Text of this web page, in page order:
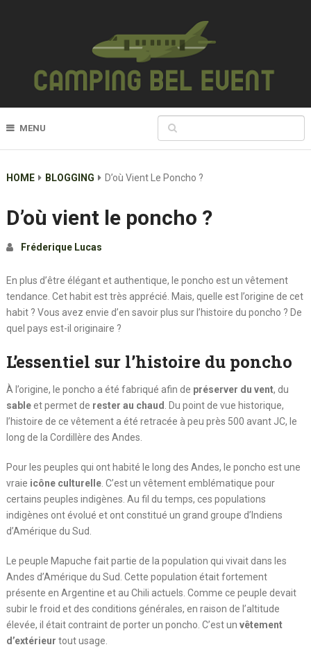
MENU
HOME BLOGGING D’où Vient Le Poncho ?
D’où vient le poncho ?
Fréderique Lucas
En plus d’être élégant et authentique, le poncho est un vêtement
tendance. Cet habit est très apprécié. Mais, quelle est l’origine de cet
habit ? Vous avez envie d’en savoir plus sur l’histoire du poncho ? De
quel pays est-il originaire ?
L’essentiel sur l’histoire du poncho
À l’origine, le poncho a été fabriqué afin de préserver du vent, du
sableet permet de rester au chaud
. Du point de vue historique,
l’histoire de ce vêtement a été retracée à peu près 500 avant JC, le
long de la Cordillère des Andes.
Pour les peuples qui ont habité le long des Andes, le poncho est une
vraie icône culturelle. C’est un vêtement emblématique pour
certains peuples indigènes. Au fil du temps, ces populations
indigènes ont évolué et ont constitué un grand groupe d’Indiens
d’Amérique du Sud.
Le peuple Mapuche fait partie de la population qui vivait dans les
Andes d’Amérique du Sud. Cette population était fortement
présente en Argentine et au Chili actuels. Comme ce peuple devait
subir le froid et des conditions générales, en raison de l’altitude
élevée, il était contraint de porter un poncho. C’est un vêtement
d’extérieur tout usage.